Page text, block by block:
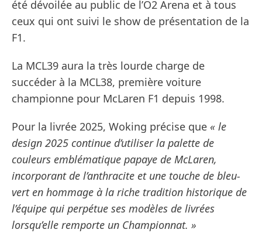
été dévoilée au public de l’O2 Arena et à tous
ceux qui ont suivi le show de présentation de la
F1.
La MCL39 aura la très lourde charge de
succéder à la MCL38, première voiture
championne pour McLaren F1 depuis 1998.
Pour la livrée 2025, Woking précise que « le
design 2025 continue d’utiliser la palette de
couleurs emblématique papaye de McLaren,
incorporant de l’anthracite et une touche de bleu-
vert en hommage à la riche tradition historique de
l’équipe qui perpétue ses modèles de livrées
lorsqu’elle remporte un Championnat. »